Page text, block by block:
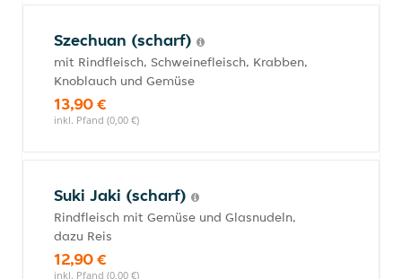
Szechuan (scharf)
mit Rindfleisch, Schweinefleisch, Krabben,
Knoblauch und Gemüse
13,90 €
inkl. Pfand (0,00 €)
Suki Jaki (scharf)
Rindfleisch mit Gemüse und Glasnudeln,
dazu Reis
12,90 €
inkl. Pfand (0,00 €)